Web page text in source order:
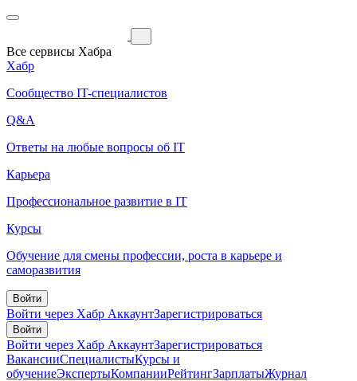
Все сервисы Хабра
Хабр
Сообщество IT-специалистов
Q&A
Ответы на любые вопросы об IT
Карьера
Профессиональное развитие в IT
Курсы
Обучение для смены профессии, роста в карьере и
саморазвития
Войти
Войти через Хабр АккаунтЗарегистрироваться
Войти
Войти через Хабр АккаунтЗарегистрироваться
ВакансииСпециалистыКурсы и
обучениеЭкспертыКомпанииРейтингЗарплатыЖурнал